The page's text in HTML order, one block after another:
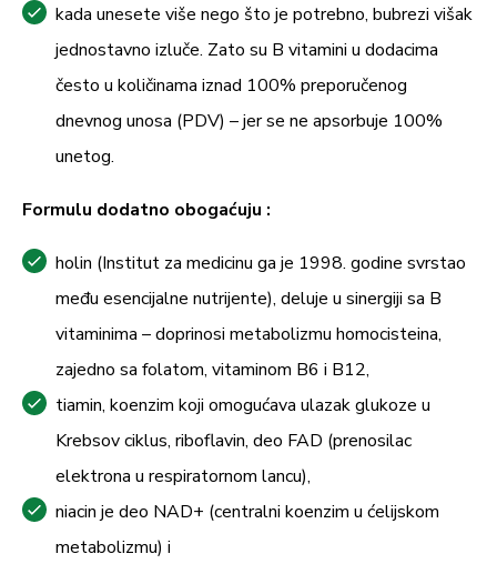
kada unesete više nego što je potrebno, bubrezi višak
jednostavno izluče. Zato su B vitamini u dodacima
često u količinama iznad 100% preporučenog
dnevnog unosa (PDV) – jer se ne apsorbuje 100%
unetog.
Formulu dodatno obogaćuju :
holin (Institut za medicinu ga je 1998. godine svrstao
među esencijalne nutrijente), deluje u sinergiji sa B
vitaminima – doprinosi metabolizmu homocisteina,
zajedno sa folatom, vitaminom B6 i B12,
tiamin, koenzim koji omogućava ulazak glukoze u
Krebsov ciklus, riboflavin, deo FAD (prenosilac
elektrona u respiratornom lancu),
niacin je deo NAD+ (centralni koenzim u ćelijskom
metabolizmu) i